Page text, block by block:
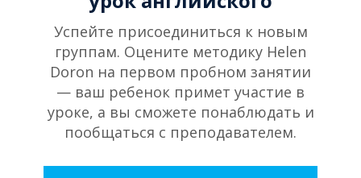
Успейте присоединиться к новым
группам. Оцените методику Helen
Doron на первом пробном занятии
— ваш ребенок примет участие в
уроке, а вы сможете понаблюдать и
пообщаться с преподавателем.